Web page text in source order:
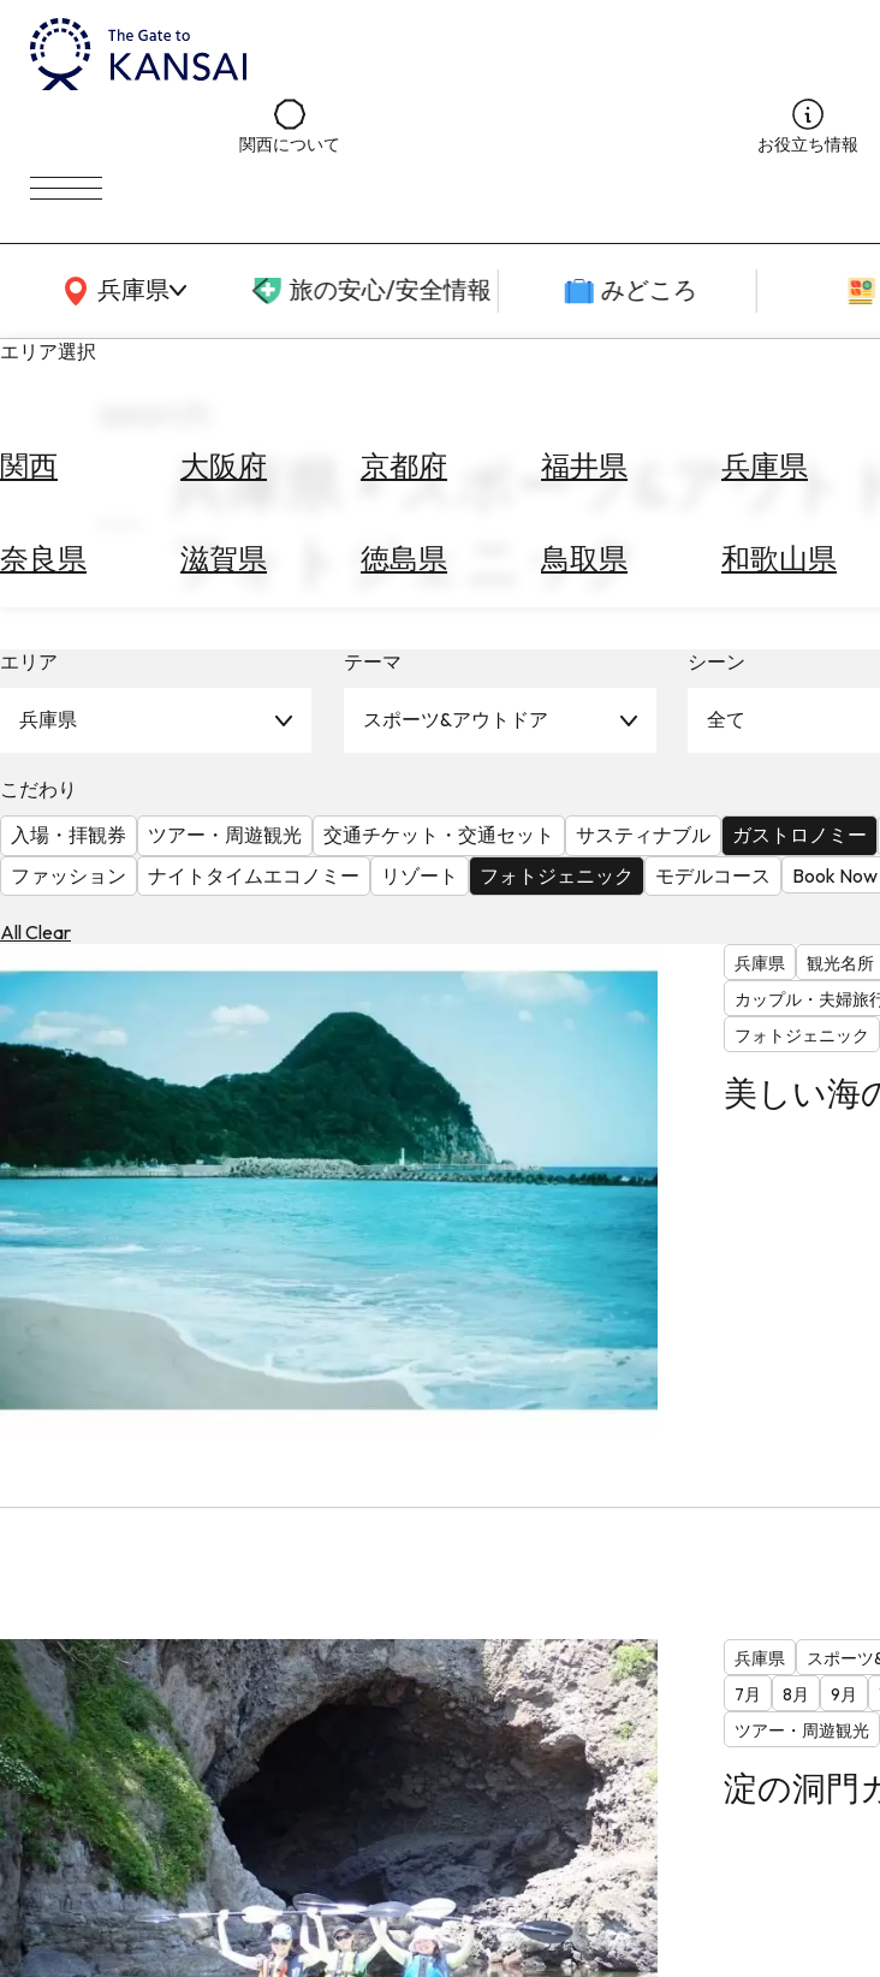
関西について お役立ち情報
兵庫県
関西広域MAP 旅の安心/安全情報 みどころ
エリア選択
関西 大阪府 京都府 福井県 兵庫県
奈良県 滋賀県 徳島県 鳥取県 和歌山県
べ
る
天
気
を
見
兵庫県 × スポーツ&アウト
フォトジェニック
エリア
兵庫県
テーマ
スポーツ&アウトドア
シーン
全て
こだわり
入場・拝観券
ツアー・周遊観光 交通チケット・交通セット サスティナブル ガストロノミー
ファッション
ナイトタイムエコノミー リゾート フォトジェニック モデルコース Book Now
All Clear
兵庫県 観光名所
カップル・夫婦旅
フォトジェニック
美しい海
兵庫県 スポーツ
7月
8月 9月
ツアー・周遊観光
淀の洞門